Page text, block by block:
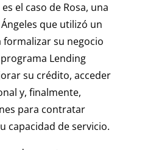
el caso de Rosa, una
que utilizó un
formalizar su negocio
Lending
su crédito, acceder
y, finalmente,
para contratar
capacidad de servicio.